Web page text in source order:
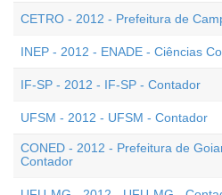
CETRO - 2012 - Prefeitura de
INEP - 2012 - ENADE - Ciências
IF-SP - 2012 - IF-SP - Contador
UFSM - 2012 - UFSM - Contador
CONED - 2012 - Prefeitura de
Contador